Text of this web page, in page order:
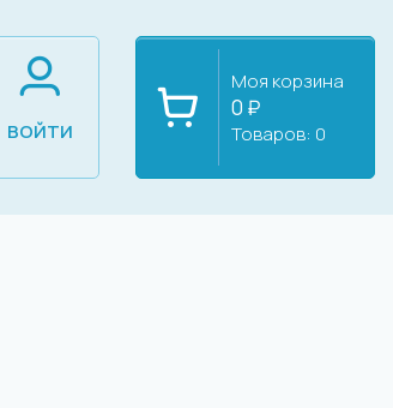
ВОЙТИ
Моя корзина
0 ₽
Товаров: 0